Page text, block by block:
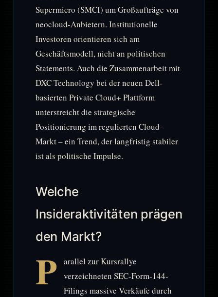
Supermicro (SMCI) um Großaufträge von
neocloud-Anbietern. Institutionelle
Investoren orientieren sich am
Geschäftsmodell, nicht an politischen
Statements. Auch die Zusammenarbeit mit
DXC Technology bei der neuen Dell-
basierten Private Cloud+ Plattform
unterstreicht die strategische
Positionierung im regulierten Cloud-
Markt – ein Trend, der langfristig stabiler
ist als politische Impulse.
Welche
Insideraktivitäten prägen
den Markt?
P
arallel zur Kursrallye
verzeichneten SEC-Form-144-
Filings massive Verkäufe durch